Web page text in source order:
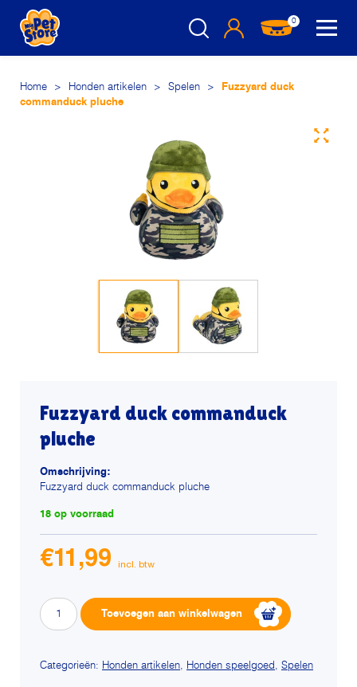
0
Home > Honden artikelen > Spelen >
Fuzzyard duck
commanduck pluche
Fuzzyard duck commanduck
pluche
Omschrijving:
Fuzzyard duck commanduck pluche
18 op voorraad
€11,99
Fuzzyard
duck
pluche
Toevoegen aan winkelwagen
Categorieën: Honden artikelen, Honden speelgoed, Spelen